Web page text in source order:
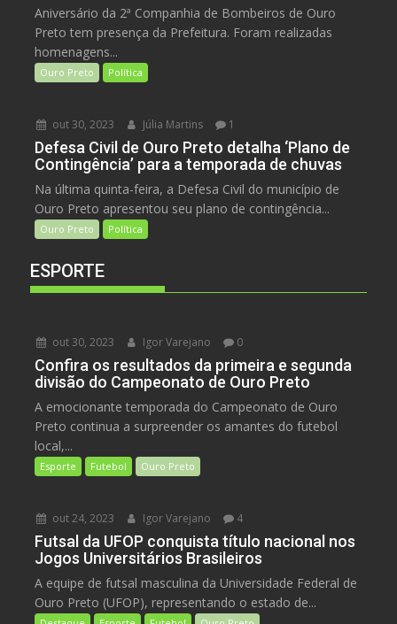
Aniversário da 2ª Companhia de Bombeiros de Ouro
Preto tem presença da Prefeitura. Foram realizadas
homenagens...
Ouro Preto Política
out 30, 2023 Júlia Martins 1
Defesa Civil de Ouro Preto detalha ‘Plano de
Contingência’ para a temporada de chuvas
Na última quinta-feira, a Defesa Civil do município de
Ouro Preto apresentou seu plano de contingência...
Ouro Preto Política
ESPORTE
out 30, 2023 Igor Varejano 0
Confira os resultados da primeira e segunda
divisão do Campeonato de Ouro Preto
A emocionante temporada do Campeonato de Ouro
Preto continua a surpreender os amantes do futebol
local,...
Esporte Futebol Ouro Preto
out 24, 2023 Igor Varejano 4
Futsal da UFOP conquista título nacional nos
Jogos Universitários Brasileiros
A equipe de futsal masculina da Universidade Federal de
Ouro Preto (UFOP), representando o estado de...